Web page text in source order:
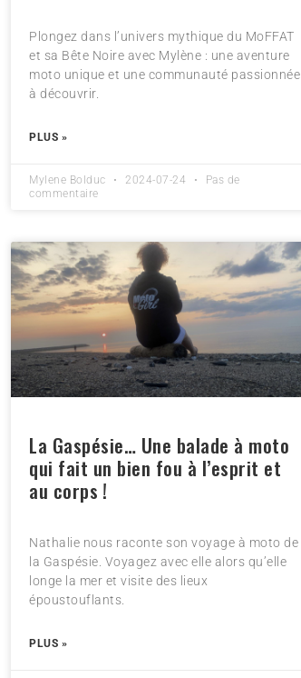
Plongez dans l’univers mythique du MoFFAT
et sa Bête Noire avec Mylène : une aventure
moto unique et une communauté passionnée
à découvrir.
PLUS »
Mylene Bolduc 2024-07-24
Pas de
commentaire
La Gaspésie… Une balade à moto
qui fait un bien fou à l’esprit et
au corps !
Nathalie nous raconte son voyage à moto de
la Gaspésie. Voyagez avec elle alors qu’elle
longe la mer et visite des lieux
époustouflants.
PLUS »